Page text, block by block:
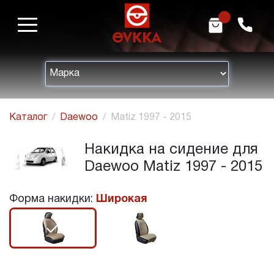
h m
Каталог Daewoo Matiz 1997 - 2015
Накидка на сидение для
Daewoo Matiz 1997 - 2015
Форма накидки: Широкая
r